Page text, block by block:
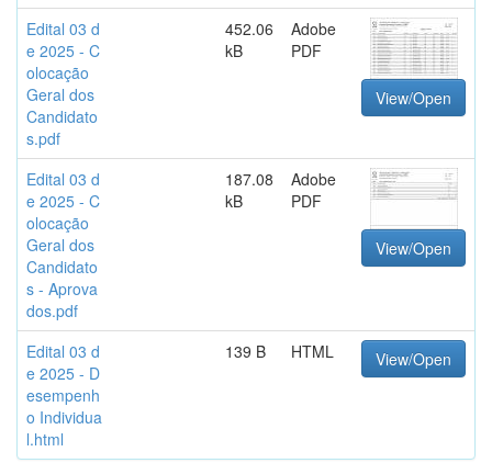
Edital 03 d
e 2025 - C
olocação
Geral dos
Candidato
s.pdf
452.06
kB
Adobe
PDF
View/Open
Edital 03 d
e 2025 - C
olocação
Geral dos
Candidato
s - Aprova
dos.pdf
187.08
kB
Adobe
PDF
View/Open
Edital 03 d
e 2025 - D
esempenh
o Individua
l.html
139 B HTML View/Open